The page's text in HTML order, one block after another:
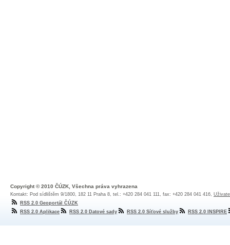
Copyright © 2010 ČÚZK, Všechna práva vyhrazena
Kontakt: Pod sídlištěm 9/1800, 182 11 Praha 8, tel.: +420 284 041 111, fax: +420 284 041 416,
RSS 2.0 Geoportál ČÚZK
RSS 2.0 Aplikace
RSS 2.0 Datové sady RSS 2.0 Síťové služby RSS 2.0 INSPIRE